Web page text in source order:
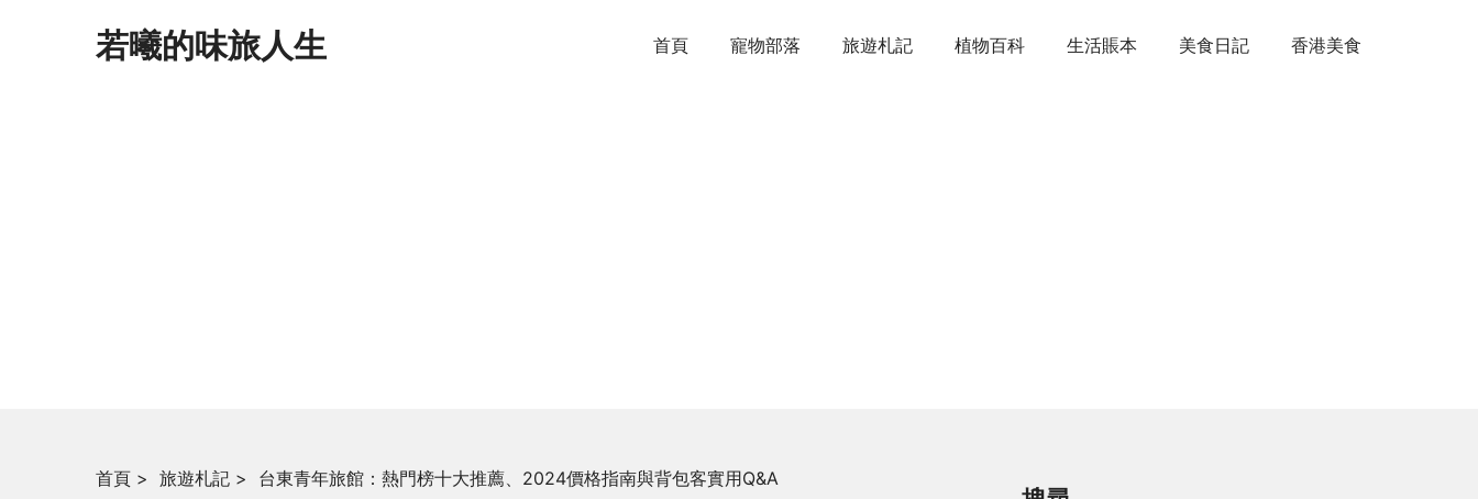
若曦的味旅人生 首頁 寵物部落 旅遊札記 植物百科 生活賬本 美食日記 香港美食
首頁 > 旅遊札記 > 台東青年旅館：熱門榜十大推薦、2024價格指南與背包客實用Q&A